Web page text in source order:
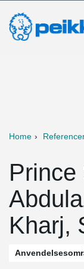
Home
Prince
Kharj,